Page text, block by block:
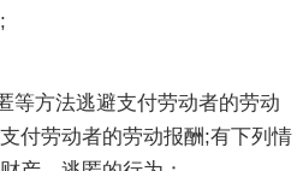
等方法逃避支付劳动者的劳动
付劳动者的劳动报酬;有下列情